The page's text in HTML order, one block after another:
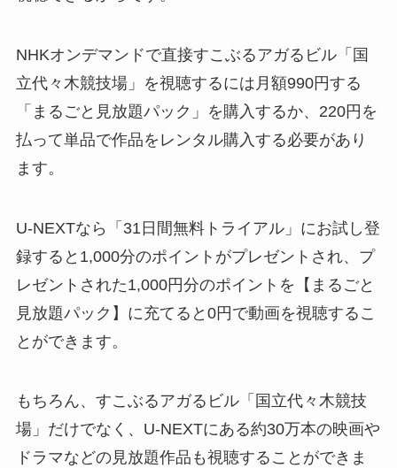
NHKオンデマンドで直接すこぶるアガるビル「国
立代々木競技場」を視聴するには月額990円する
「まるごと見放題パック」を購入するか、220円を
払って単品で作品をレンタル購入する必要があり
ます。
U-NEXTなら「31日間無料トライアル」にお試し登
録すると1,000分のポイントがプレゼントされ、プ
レゼントされた1,000円分のポイントを【まるごと
見放題パック】に充てると0円で動画を視聴するこ
とができます。
もちろん、すこぶるアガるビル「国立代々木競技
場」だけでなく、U-NEXTにある約30万本の映画や
ドラマなどの見放題作品も視聴することができま